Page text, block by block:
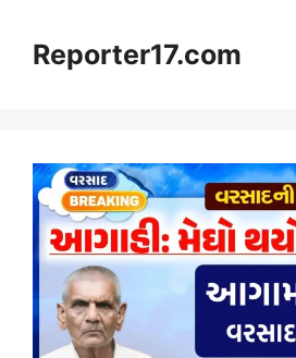
contentReporter17.com